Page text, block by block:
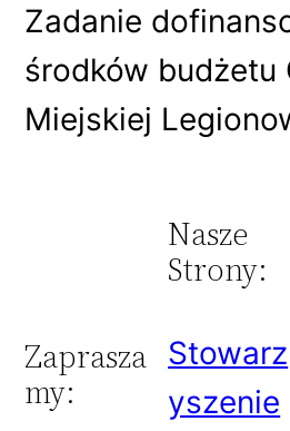
Zadanie
środków budżetu
Miejskiej
Zaprasza
my:
Nasze
Strony:
Stowarz
yszenie